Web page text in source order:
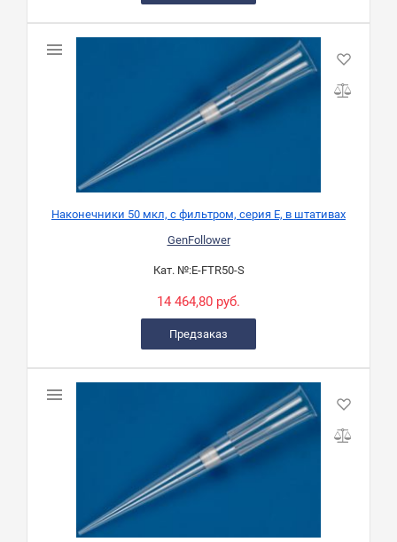
Наконечники 50 мкл, с фильтром, серия Е, в штативах
GenFollower
Кат. №:E-FTR50-S
14 464,80 руб.
Предзаказ